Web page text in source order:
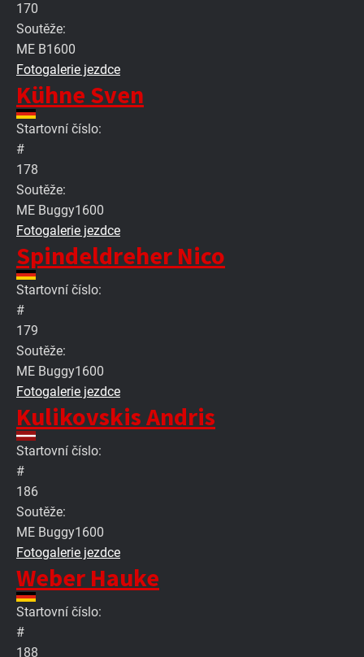
170
Soutěže:
ME B1600
Fotogalerie jezdce
Kühne Sven
Startovní číslo:
#
178
Soutěže:
ME Buggy1600
Fotogalerie jezdce
Spindeldreher Nico
Startovní číslo:
#
179
Soutěže:
ME Buggy1600
Fotogalerie jezdce
Kulikovskis Andris
Startovní číslo:
#
186
Soutěže:
ME Buggy1600
Fotogalerie jezdce
Weber Hauke
Startovní číslo:
#
188